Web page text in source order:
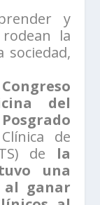
y
la
del
de
de la
una
al ganar